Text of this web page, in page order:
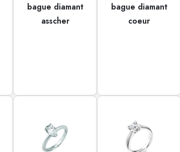
bague diamant
asscher
bague diamant
coeur